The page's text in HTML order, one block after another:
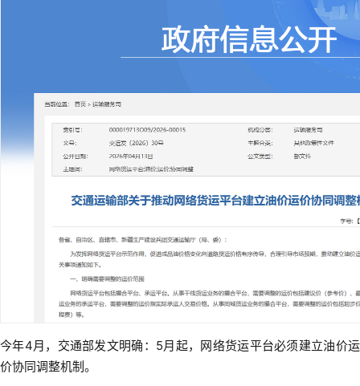
今年4月，交通部发文明确：5月起，网络货运平台必须建立油价运
价协同调整机制。